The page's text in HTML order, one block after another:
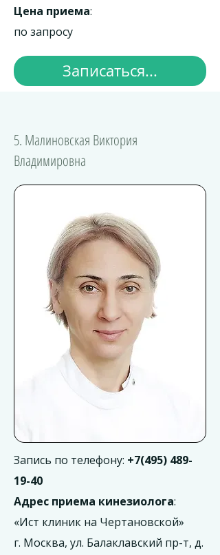
Цена приема:
по запросу
Записаться...
5. Малиновская Виктория
Владимировна
Запись по телефону: +7(495) 489-
19-40
Адрес приема кинезиолога:
«Ист клиник на Чертановской»
г. Москва, ул. Балаклавский пр-т, д.